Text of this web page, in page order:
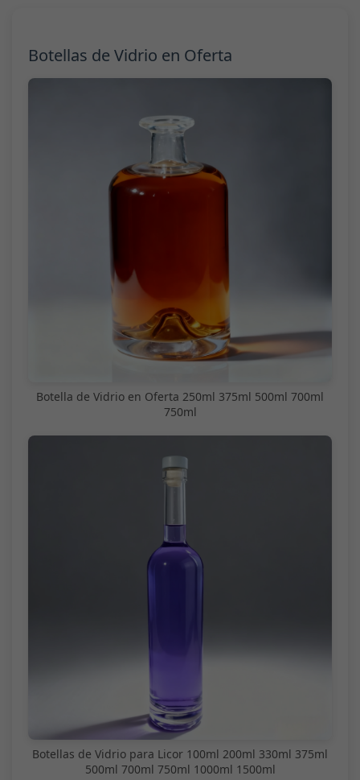
Botellas de Vidrio en Oferta
Botella de Vidrio en Oferta 250ml 375ml 500ml 700ml
750ml
Botellas de Vidrio para Licor 100ml 200ml 330ml 375ml
500ml 700ml 750ml 1000ml 1500ml